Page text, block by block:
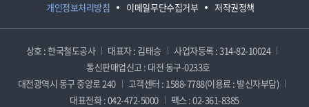
개인정보처리방침 이메일무단수집거부 저작권정책
상호 : 한국철도공사 대표자 : 김태승
사업자등록 : 314-82-10024
통신판매업신고 : 대전 동구-0233호
대전광역시 동구 중앙로 240
고객센터 : 1588-7788(이용료 : 발신자부담)
대표전화 : 042-472-5000
팩스 : 02-361-8385